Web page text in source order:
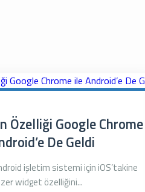
Özelliği Google Chrome
De Geldi
işletim sistemi için iOS’takine
widget özelliğini...